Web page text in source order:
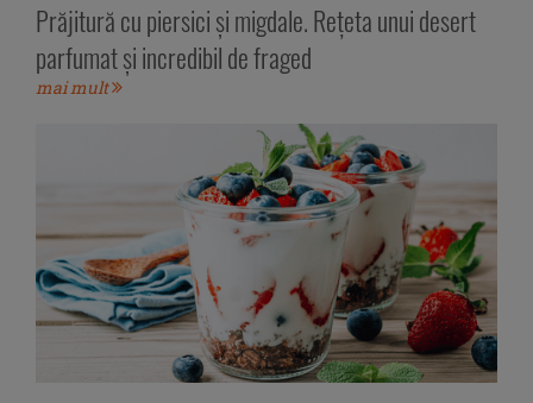
Prăjitură cu piersici și migdale. Rețeta unui desert
parfumat și incredibil de fraged
mai mult